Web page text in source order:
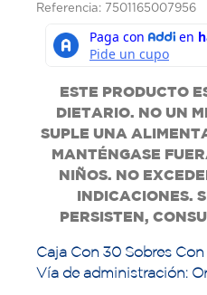
Referencia: 7501165007956
ESTE PRODUCTO
DIETARIO. NO UN
SUPLE UNA
MANTÉNGASE
NIÑOS. NO
INDICACIONES.
PERSISTEN,
Caja Con 30 Sobres Con
Vía de administración: